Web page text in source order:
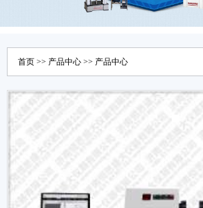
首页 >> 产品中心 >> 产品中心